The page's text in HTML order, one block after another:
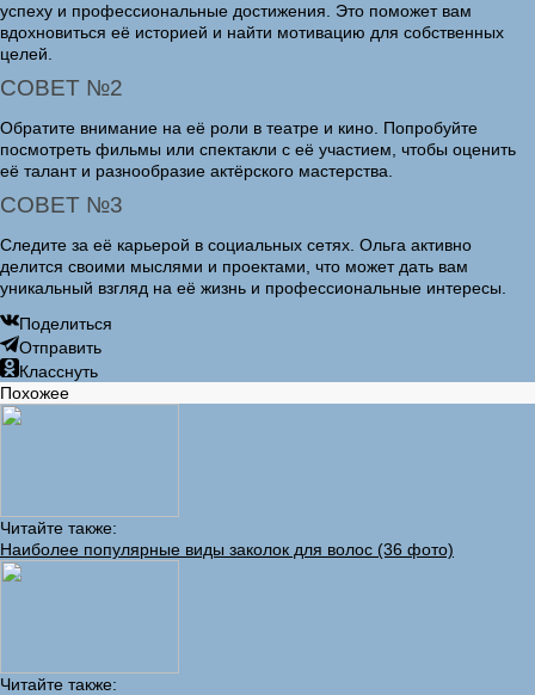
успеху и профессиональные достижения. Это поможет вам
вдохновиться её историей и найти мотивацию для собственных
целей.
СОВЕТ №2
Обратите внимание на её роли в театре и кино. Попробуйте
посмотреть фильмы или спектакли с её участием, чтобы оценить
её талант и разнообразие актёрского мастерства.
СОВЕТ №3
Следите за её карьерой в социальных сетях. Ольга активно
делится своими мыслями и проектами, что может дать вам
уникальный взгляд на её жизнь и профессиональные интересы.
Поделиться
Отправить
Класснуть
Похожее
Читайте также:
Наиболее популярные виды заколок для волос (36 фото)
Читайте также: